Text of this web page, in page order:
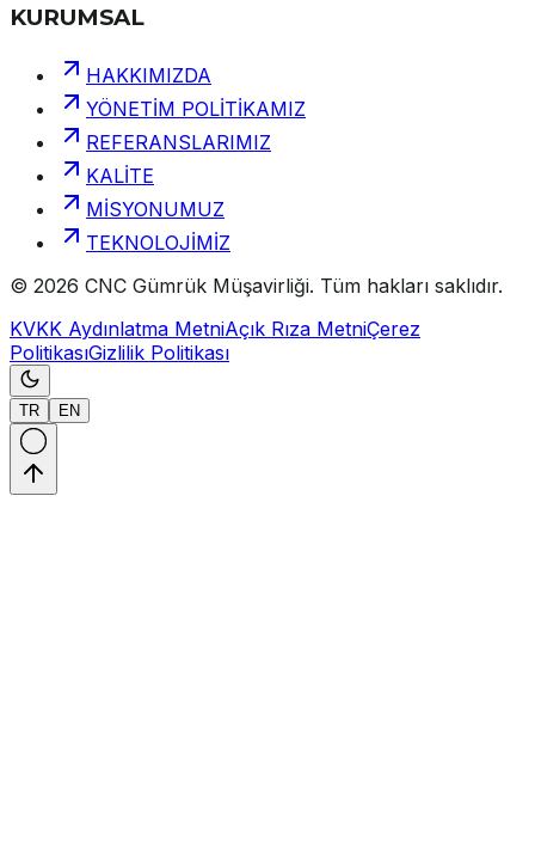
KURUMSAL
HAKKIMIZDA
YÖNETİM POLİTİKAMIZ
REFERANSLARIMIZ
KALİTE
MİSYONUMUZ
TEKNOLOJİMİZ
© 2026 CNC Gümrük Müşavirliği. Tüm hakları saklıdır.
KVKK Aydınlatma MetniAçık Rıza MetniÇerez
PolitikasıGizlilik Politikası
TR EN